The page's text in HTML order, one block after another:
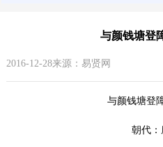
与颜钱塘登
2016-12-28来源：易贤网
与颜钱塘登
朝代：